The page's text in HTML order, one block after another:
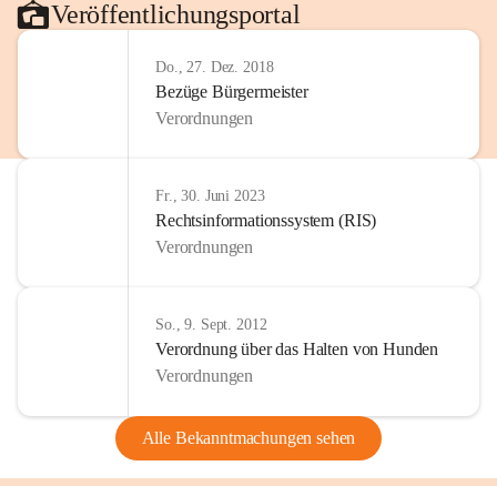
Veröffentlichungsportal
Do., 27. Dez. 2018
Bezüge Bürgermeister
Verordnungen
Fr., 30. Juni 2023
Rechtsinformationssystem (RIS)
Verordnungen
So., 9. Sept. 2012
Verordnung über das Halten von Hunden
Verordnungen
Alle Bekanntmachungen sehen